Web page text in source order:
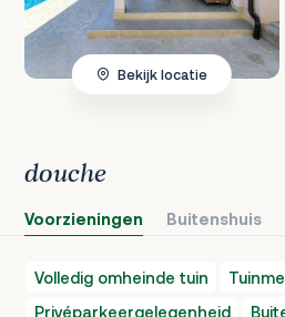
Bekijk locatie
douche
Voorzieningen Buitenshuis
Volledig omheinde tuin
Privéparkeergelegenheid